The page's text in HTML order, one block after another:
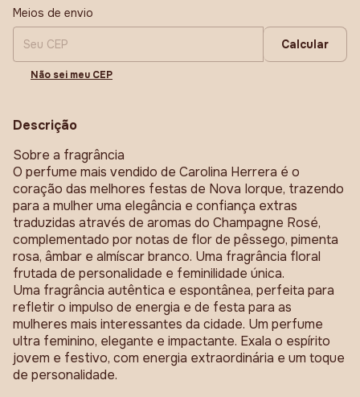
Entregas para o CEP:
Meios de envio
Calcular
Não sei meu CEP
Descrição
Sobre a fragrância
O perfume mais vendido de Carolina Herrera é o
coração das melhores festas de Nova Iorque, trazendo
para a mulher uma elegância e confiança extras
traduzidas através de aromas do Champagne Rosé,
complementado por notas de flor de pêssego, pimenta
rosa, âmbar e almíscar branco. Uma fragrância floral
frutada de personalidade e feminilidade única.
Uma fragrância autêntica e espontânea, perfeita para
refletir o impulso de energia e de festa para as
mulheres mais interessantes da cidade. Um perfume
ultra feminino, elegante e impactante. Exala o espírito
jovem e festivo, com energia extraordinária e um toque
de personalidade.